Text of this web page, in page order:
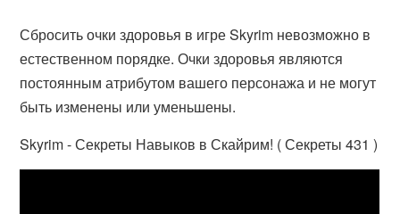
Сбросить очки здоровья в игре Skyrim невозможно в
естественном порядке. Очки здоровья являются
постоянным атрибутом вашего персонажа и не могут
быть изменены или уменьшены.
Skyrim - Секреты Навыков в Скайрим! ( Секреты 431 )